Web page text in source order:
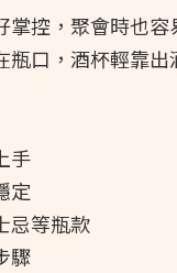
控，聚會時也容
瓶口，酒杯輕靠
手
定
忌等瓶款
驟